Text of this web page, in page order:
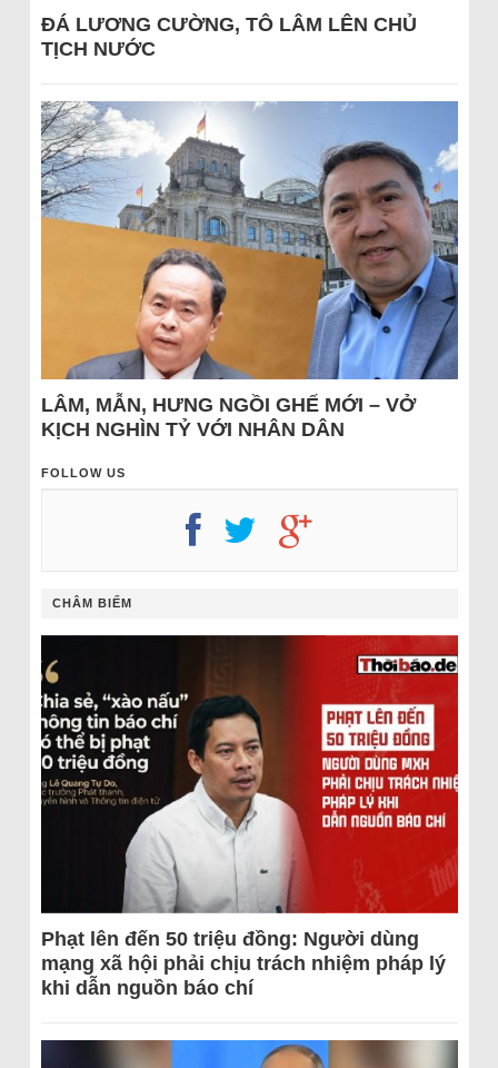
ĐÁ LƯƠNG CƯỜNG, TÔ LÂM LÊN CHỦ
TỊCH NƯỚC
LÂM, MẪN, HƯNG NGỒI GHẾ MỚI – VỞ
KỊCH NGHÌN TỶ VỚI NHÂN DÂN
FOLLOW US
CHÂM BIẾM
Phạt lên đến 50 triệu đồng: Người dùng
mạng xã hội phải chịu trách nhiệm pháp lý
khi dẫn nguồn báo chí